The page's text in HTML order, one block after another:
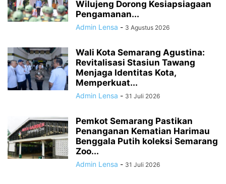
Wilujeng Dorong Kesiapsiagaan
Pengamanan...
Admin Lensa - 3 Agustus 2026
Wali Kota Semarang Agustina:
Revitalisasi Stasiun Tawang
Menjaga Identitas Kota,
Memperkuat...
Admin Lensa - 31 Juli 2026
Pemkot Semarang Pastikan
Penanganan Kematian Harimau
Benggala Putih koleksi Semarang
Zoo...
Admin Lensa - 31 Juli 2026